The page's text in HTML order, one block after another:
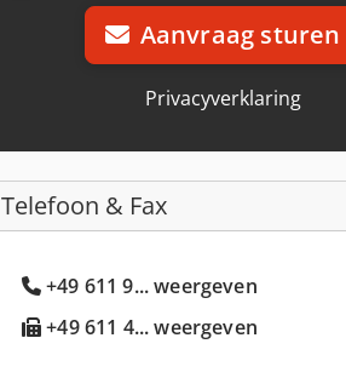
Aanvraag sturen
Privacyverklaring
Telefoon & Fax
+49 611 9... weergeven
+49 611 4... weergeven